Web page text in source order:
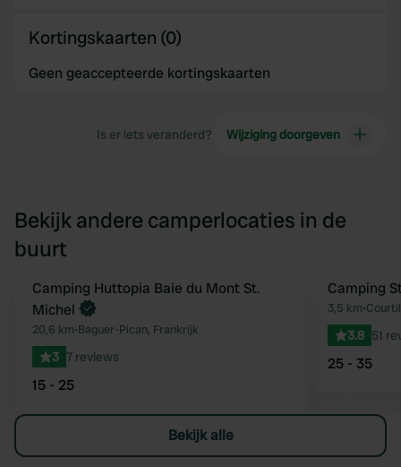
Kortingskaarten (0)
Geen geaccepteerde kortingskaarten
Is er iets veranderd? Wijziging doorgeven
Bekijk andere camperlocaties in de
buurt
Favoriet
Boek direct
Camping Huttopia Baie du Mont St.
Michel
20,6 km•Baguer-Pican, Frankrijk
3 7 reviews
15 - 25
Camping
3,5 km•
3.8 51
25 - 35
Bekijk alle